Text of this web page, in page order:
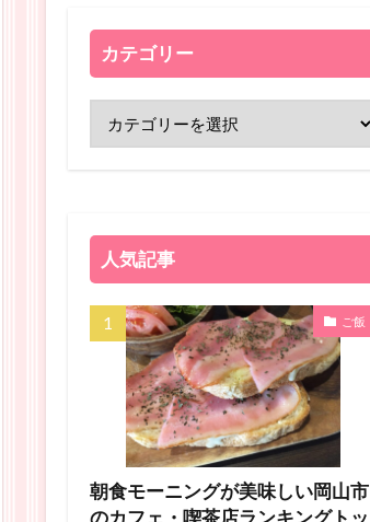
カテゴリー
人気記事
ご飯
朝食モーニングが美味しい岡山市
のカフェ・喫茶店ランキングトッ